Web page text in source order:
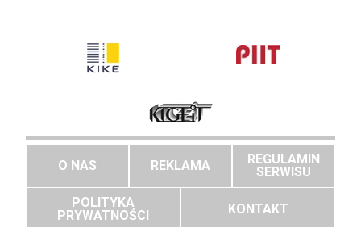
O NAS REKLAMA
REGULAMIN
SERWISU
POLITYKA
PRYWATNOŚCI
KONTAKT